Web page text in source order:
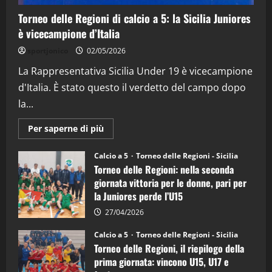
"SportEmpire" in Podcast
“SportEmpire” in Podcast: 26^ Puntata
08/04/2026
Torneo delle Regioni di calcio a 5: la Sicilia Juniores
è vicecampione d’Italia
02/05/2026
La Rappresentativa Sicilia Under 19 è vicecampione
d'Italia. È stato questo il verdetto del campo dopo
la...
Per saperne di più
informazioni
Torneo
delle
Regioni
di
calcio
a
5:
la
Juniores
è
vicecampione
d’Italia
Calcio a 5 Torneo delle Regioni - Sicilia
Torneo delle Regioni: nella seconda
giornata vittoria per le donne, pari per
la Juniores perde l’U15
27/04/2026
Calcio a 5 Torneo delle Regioni - Sicilia
Torneo delle Regioni, il riepilogo della
prima giornata: vincono U15, U17 e